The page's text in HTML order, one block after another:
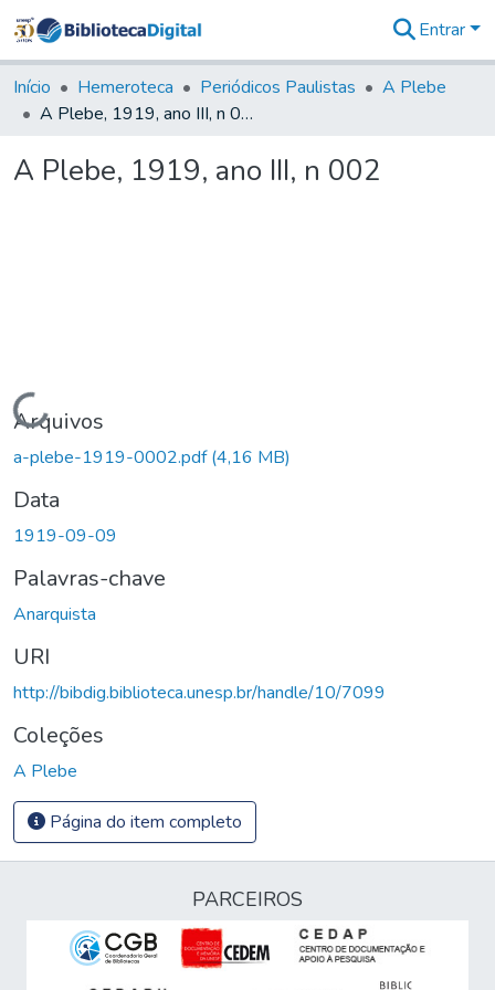
&
Coleções
Tudo na
Digital
Entrar
Início Hemeroteca Periódicos Paulistas
A Plebe
A Plebe, 1919, ano III, n 002
A Plebe, 1919, ano III, n 002
Carregando...
Arquivos
a-plebe-1919-0002.pdf(4,16 MB)
Data
1919-09-09
Palavras-chave
Anarquista
URI
http://bibdig.biblioteca.unesp.br/handle/10/7099
Coleções
A Plebe
Página do item completo
PARCEIROS